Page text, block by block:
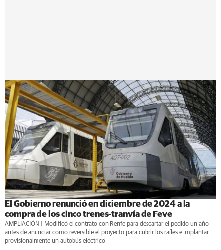
El Gobierno renunció en diciembre de 2024 a la
compra de los cinco trenes-tranvía de Feve
AMPLIACIÓN | Modificó el contrato con Renfe para descartar el pedido un año
antes de anunciar como reversible el proyecto para cubrir los raíles e implantar
provisionalmente un autobús eléctrico